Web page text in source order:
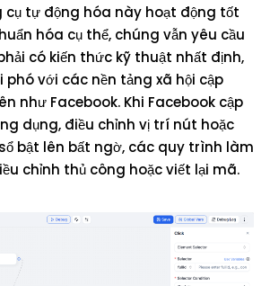
cụ tự động hóa này hoạt động tốt
hóa cụ thể, chúng vẫn yêu cầu
có kiến thức kỹ thuật nhất định,
phó với các nền tảng xã hội cập
như Facebook. Khi Facebook cập
dụng, điều chỉnh vị trí nút hoặc
bật lên bất ngờ, các quy trình làm
chỉnh thủ công hoặc viết lại mã.